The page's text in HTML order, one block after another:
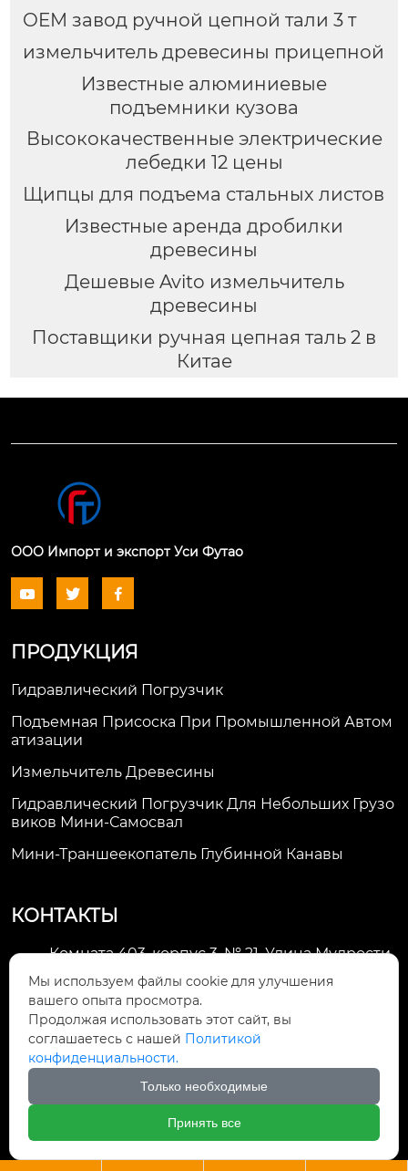
OEM завод ручной цепной тали 3 т
измельчитель древесины прицепной
Известные алюминиевые
подъемники кузова
Высококачественные электрические
лебедки 12 цены
Щипцы для подъема стальных листов
Известные аренда дробилки
древесины
Дешевые Avito измельчитель
древесины
Поставщики ручная цепная таль 2 в
Китае
ООО Импорт и экспорт Уси Футао
  
ПРОДУКЦИЯ
Гидравлический Погрузчик
Подъемная Присоска При Промышленной Автом
Атизации
Измельчитель Древесины
Гидравлический Погрузчик Для Небольших Грузо
Виков Мини-Самосвал
Мини-Траншеекопатель Глубинной Канавы
КОНТАКТЫ
Комната 403, корпус 3, № 21, Улица Мудрости,
Зона экономического развития Хуэйшань,
город Уси
li@futaogroup.com

Мы используем файлы cookie для улучшения
вашего опыта просмотра.
Продолжая использовать этот сайт, вы
соглашаетесь с нашей Политикой
конфиденциальности.
Только необходимые
Принять все